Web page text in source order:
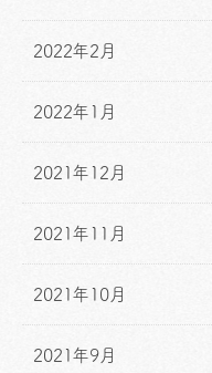
2022年2月
2022年1月
2021年12月
2021年11月
2021年10月
2021年9月